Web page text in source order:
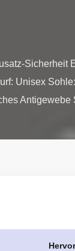
Sicherheit
Unisex
Antigewebe